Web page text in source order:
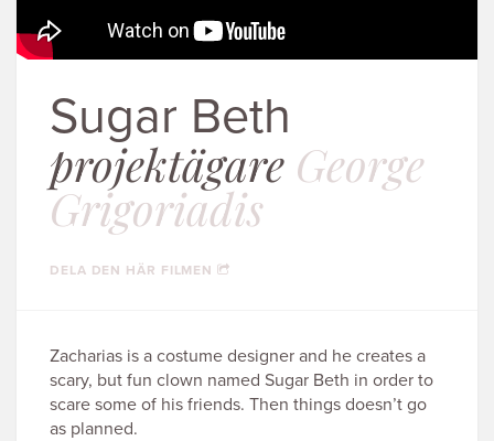
Sugar Beth
projektägare George
Grigoriadis
DELA DEN HÄR FILMEN
Zacharias is a costume designer and he creates a
scary, but fun clown named Sugar Beth in order to
scare some of his friends. Then things doesn’t go
as planned.